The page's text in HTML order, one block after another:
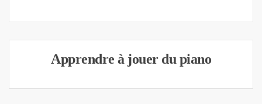
Apprendre à jouer du piano